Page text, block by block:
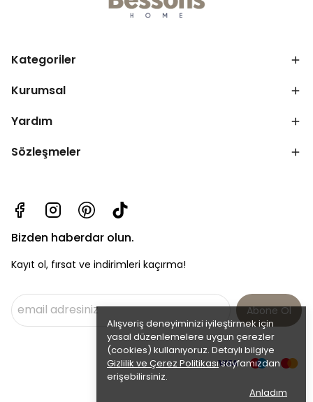
Alışveriş deneyiminizi iyileştirmek için
yasal düzenlemelere uygun çerezler
(cookies) kullanıyoruz. Detaylı bilgiye
Gizlilik ve Çerez Politikasısayfamızdan
erişebilirsiniz.
Anladım
Kategoriler
Kurumsal
Yardım
Sözleşmeler
Bizden haberdar olun.
Kayıt ol, fırsat ve indirimleri kaçırma!
Abone Ol